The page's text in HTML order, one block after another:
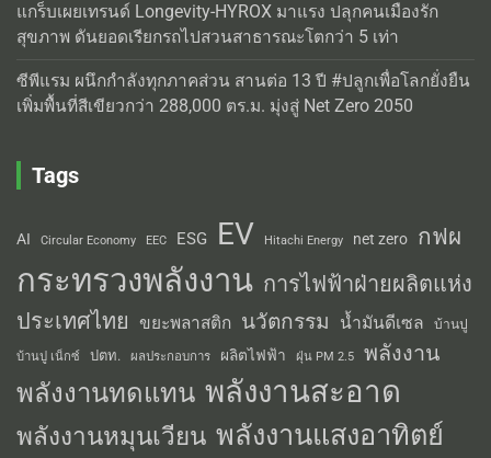
แกร็บเผยเทรนด์ Longevity-HYROX มาแรง ปลุกคนเมืองรัก
สุขภาพ ดันยอดเรียกรถไปสวนสาธารณะโตกว่า 5 เท่า
ซีพีแรม ผนึกกำลังทุกภาคส่วน สานต่อ 13 ปี #ปลูกเพื่อโลกยั่งยืน
เพิ่มพื้นที่สีเขียวกว่า 288,000 ตร.ม. มุ่งสู่ Net Zero 2050
Tags
AI Circular Economy EEC ESG EV Hitachi Energy net zero กฟผ
กระทรวงพลังงาน การไฟฟ้าฝ่ายผลิตแห่ง
ประเทศไทย
ขยะพลาสติก นวัตกรรม น้ำมันดีเซล บ้านปู
บ้านปู เน็กซ์ ปตท. ผลประกอบการ ผลิตไฟฟ้า ฝุ่น PM 2.5 พลังงาน
พลังงานทดแทน พลังงานสะอาด
พลังงานหมุนเวียน พลังงานแสงอาทิตย์